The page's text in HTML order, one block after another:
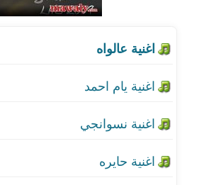
اغنية حايره
اغنية بفكر في اللي ناسيني
اغنية انا باعشقك
اغنية خاشوقه